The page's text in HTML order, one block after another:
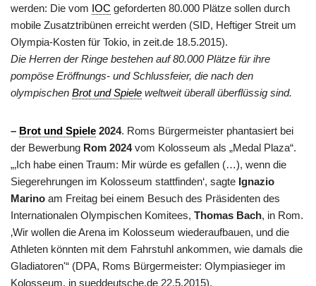
werden: Die vom IOC geforderten 80.000 Plätze sollen durch
mobile Zusatztribünen erreicht werden (SID, Heftiger Streit um
Olympia-Kosten für Tokio, in zeit.de 18.5.2015).
Die Herren der Ringe bestehen auf 80.000 Plätze für ihre
pompöse Eröffnungs- und Schlussfeier, die nach den
olympischen Brot und Spiele weltweit überall überflüssig sind.
– Brot und Spiele 2024. Roms Bürgermeister phantasiert bei
der Bewerbung Rom 2024vom Kolosseum als „Medal Plaza“.
„‚Ich habe einen Traum: Mir würde es gefallen (…), wenn die
Siegerehrungen im Kolosseum stattfinden‘, sagte Ignazio
Marino am Freitag bei einem Besuch des Präsidenten des
Internationalen Olympischen Komitees, Thomas Bach, in Rom.
‚Wir wollen die Arena im Kolosseum wiederaufbauen, und die
Athleten könnten mit dem Fahrstuhl ankommen, wie damals die
Gladiatoren'“ (DPA, Roms Bürgermeister: Olympiasieger im
Kolosseum, in sueddeutsche.de 22.5.2015).